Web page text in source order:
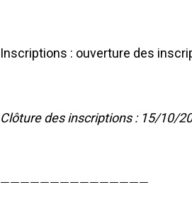
Inscriptions : ouverture des
Clôture des inscriptions : 15/10/
———————————————